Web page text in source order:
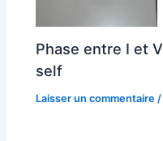
Phase entre I et
self
Laisser un commentaire /